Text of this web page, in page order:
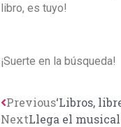
libro, es tuyo!
¡Suerte en la búsqueda!
Previous‘Libros,
NextLlega el musical